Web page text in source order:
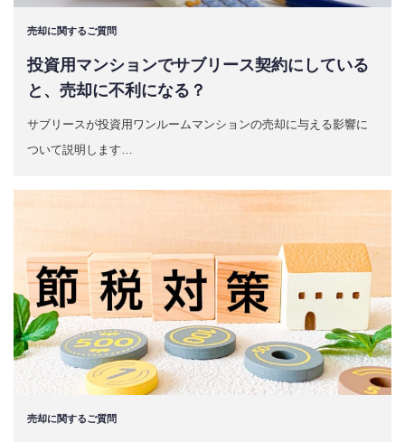
売却に関するご質問
投資用マンションでサブリース契約にしている
と、売却に不利になる？
サブリースが投資用ワンルームマンションの売却に与える影響に
ついて説明します…
売却に関するご質問